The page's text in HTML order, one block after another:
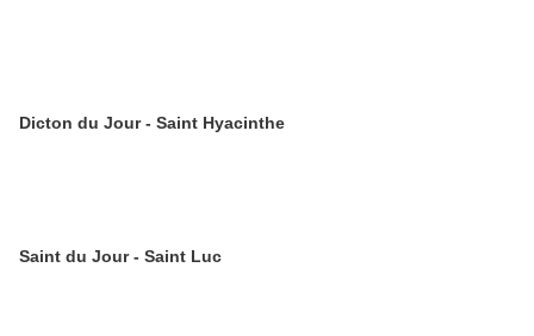
Dicton du Jour - Saint Hyacinthe
Saint du Jour - Saint Luc